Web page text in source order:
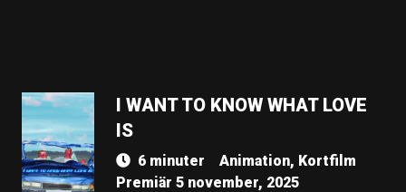
I WANT TO KNOW WHAT LOVE
IS
6 minuter
Animation, Kortfilm
Premiär 5 november, 2025